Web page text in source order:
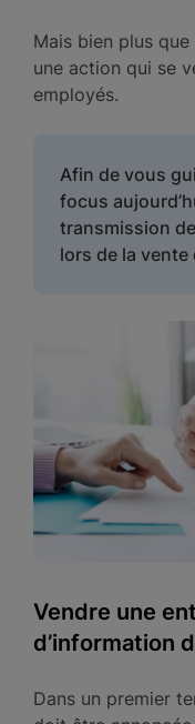
Mais bien plus que
une action qui se
employés.
Afin de vous
focus
transmission
lors de la
Vendre une
d’information
Dans un premier